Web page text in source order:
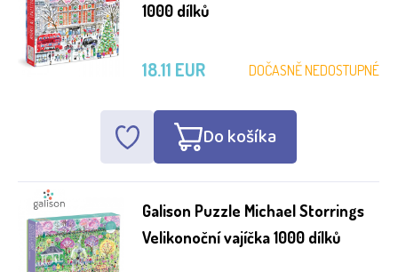
1000 dílků
DOČASNĚ NEDOSTUPNÉ
18.11 EUR
Do košíka
Galison Puzzle Michael Storrings
Velikonoční vajíčka 1000 dílků